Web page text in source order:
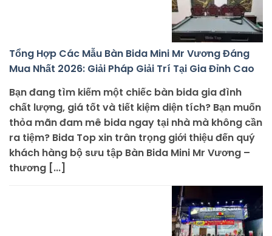
Tổng Hợp Các Mẫu Bàn Bida Mini Mr Vương Đáng
Mua Nhất 2026: Giải Pháp Giải Trí Tại Gia Đỉnh Cao
Bạn đang tìm kiếm một chiếc bàn bida gia đình
chất lượng, giá tốt và tiết kiệm diện tích? Bạn muốn
thỏa mãn đam mê bida ngay tại nhà mà không cần
ra tiệm? Bida Top xin trân trọng giới thiệu đến quý
khách hàng bộ sưu tập Bàn Bida Mini Mr Vương –
thương [...]